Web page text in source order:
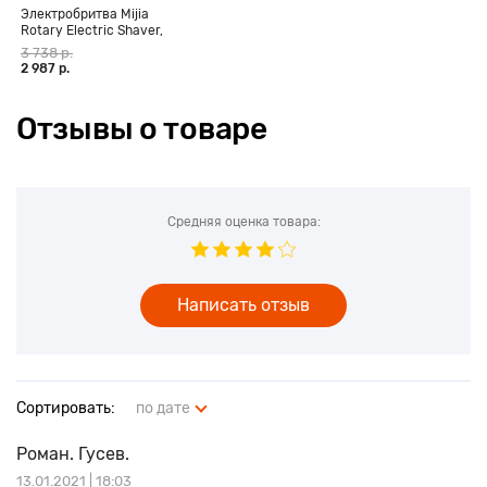
Электробритва Mijia
Rotary Electric Shaver,
черный
3 738 р.
2 987 р.
Отзывы о товаре
Сортировать: по дате
Роман. Гусев.
13.01.2021 | 18:03
Средняя оценка товара:
Написать отзыв